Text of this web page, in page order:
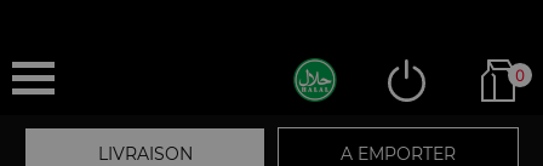
0
LIVRAISON A EMPORTER